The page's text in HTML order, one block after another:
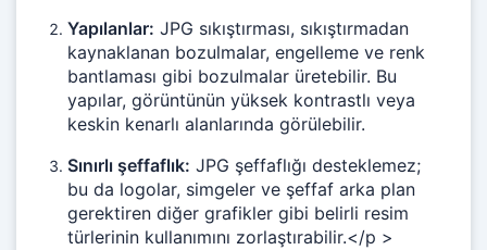
Yapılanlar: JPG sıkıştırması, sıkıştırmadan
kaynaklanan bozulmalar, engelleme ve renk
bantlaması gibi bozulmalar üretebilir. Bu
yapılar, görüntünün yüksek kontrastlı veya
keskin kenarlı alanlarında görülebilir.
Sınırlı şeffaflık: JPG şeffaflığı desteklemez;
bu da logolar, simgeler ve şeffaf arka plan
gerektiren diğer grafikler gibi belirli resim
türlerinin kullanımını zorlaştırabilir.</p >